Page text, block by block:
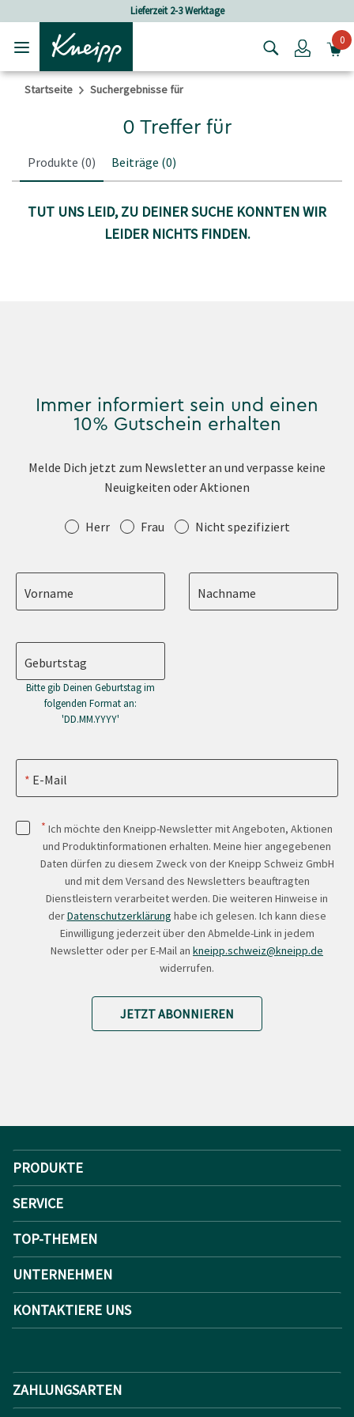
Lieferzeit 2-3 Werktage
Login0
Startseite Suchergebnisse für
0 Treffer für
Produkte (0) Beiträge (0)
TUT UNS LEID, ZU DEINER SUCHE KONNTEN WIR
LEIDER NICHTS FINDEN.
Immer informiert sein und einen
10% Gutschein erhalten
Melde Dich jetzt zum Newsletter an und verpasse keine
Neuigkeiten oder Aktionen
Anrede Herr Frau Nicht spezifiziert
Vorname Nachname
Geburtstag
Bitte gib Deinen Geburtstag im
folgenden Format an:
'DD.MM.YYYY'
E-Mail
* Ich möchte den Kneipp-Newsletter mit Angeboten, Aktionen
und Produktinformationen erhalten. Meine hier angegebenen
Daten dürfen zu diesem Zweck von der Kneipp Schweiz GmbH
und mit dem Versand des Newsletters beauftragten
Dienstleistern verarbeitet werden. Die weiteren Hinweise in
derDatenschutzerklärung habe ich gelesen. Ich kann diese
Einwilligung jederzeit über den Abmelde-Link in jedem
Newsletter oder per E-Mail an kneipp.schweiz@kneipp.de
widerrufen.
JETZT ABONNIEREN
PRODUKTE
SERVICE
TOP-THEMEN
UNTERNEHMEN
KONTAKTIERE UNS
ZAHLUNGSARTEN